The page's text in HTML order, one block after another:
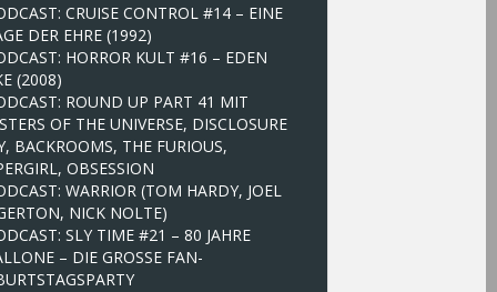
CRUISE CONTROL #14 – EINE
DER EHRE (1992)
HORROR KULT #16 – EDEN
(2008)
ROUND UP PART 41 MIT
OF THE UNIVERSE, DISCLOSURE
BACKROOMS, THE FURIOUS,
OBSESSION
WARRIOR (TOM HARDY, JOEL
NICK NOLTE)
SLY TIME #21 – 80 JAHRE
– DIE GROSSE FAN-